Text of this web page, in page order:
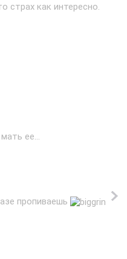
страх как интересно.
ее...
пропиваешь